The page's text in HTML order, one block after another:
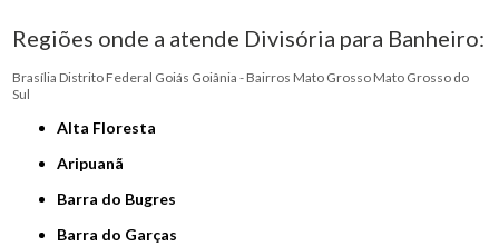
Regiões onde a atende Divisória para Banheiro:
Brasília Distrito Federal Goiás Goiânia - Bairros Mato Grosso Mato Grosso do
Sul
Alta Floresta
Aripuanã
Barra do Bugres
Barra do Garças